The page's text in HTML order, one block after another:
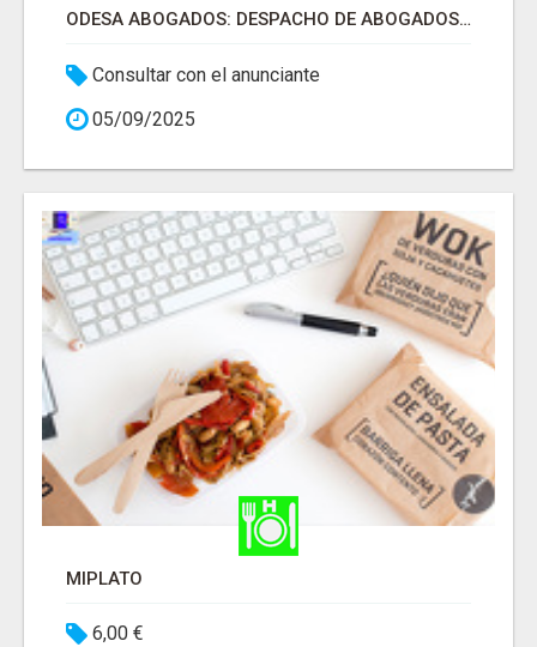
ODESA ABOGADOS: DESPACHO DE ABOGADOS EN CÓRDOBA
Consultar con el anunciante
05/09/2025
MIPLATO
6,00 €